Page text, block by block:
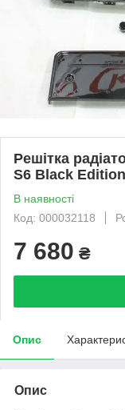
Решітка
S6 Black Edition
В наявності
Код: 000032118
7 680 ₴
Опис
Опис